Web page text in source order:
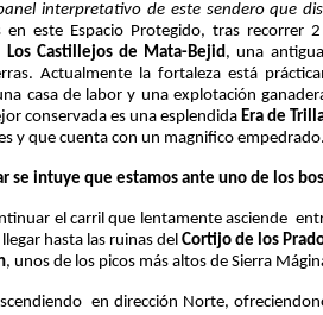
interpretativo de este sendero que
en este Espacio Protegido, tras recorrer
Los Castillejos de Mata-Bejid, una
Actualmente la fortaleza está
casa de labor y una explotación
conservada es una esplendida Era de
y que cuenta con un magnifico
se intuye que estamos ante uno de los
el carril que lentamente asciende
hasta las ruinas delCortijo de los
, unos de los picos más altos de Sierra
en dirección Norte,